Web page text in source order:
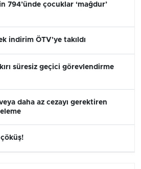
794’ünde çocuklar ‘mağdur’
indirim ÖTV'ye takıldı
süresiz geçici görevlendirme
veya daha az cezayı gerektiren